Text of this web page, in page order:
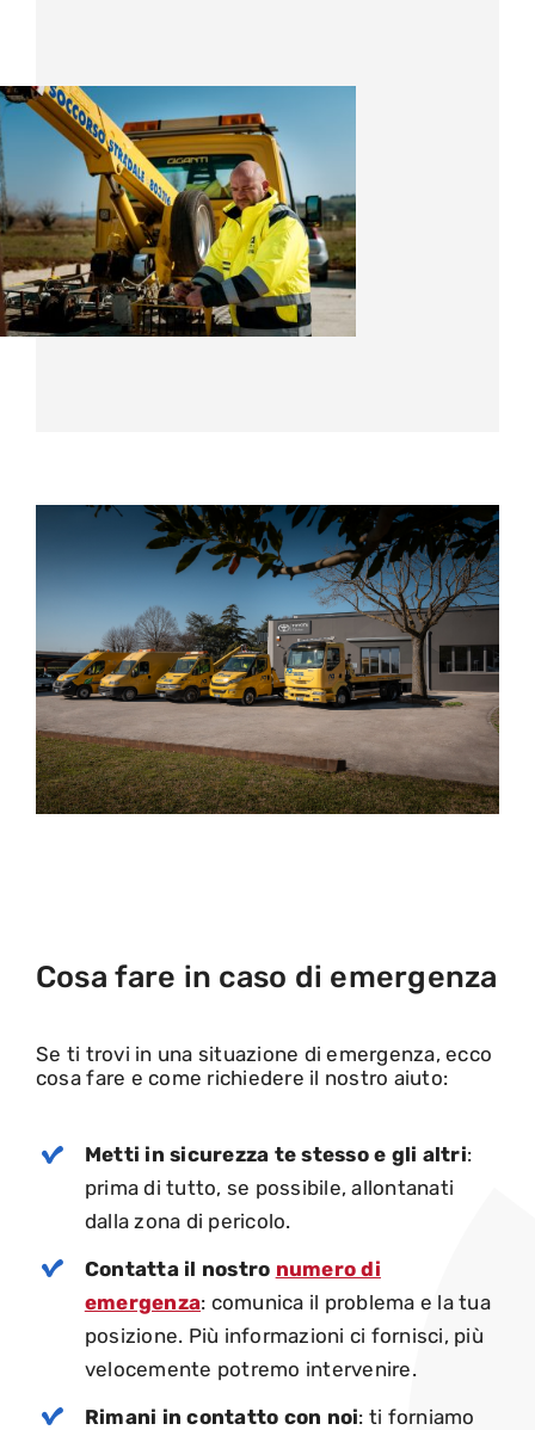
Cosa fare in caso di emergenza
Se ti trovi in una situazione di emergenza, ecco
cosa fare e come richiedere il nostro aiuto:
Metti in sicurezza te stesso e gli altri:
prima di tutto, se possibile, allontanati
dalla zona di pericolo.
Contatta il nostro numero di
emergenza: comunica il problema e la tua
posizione. Più informazioni ci fornisci, più
velocemente potremo intervenire.
Rimani in contatto con noi: ti forniamo